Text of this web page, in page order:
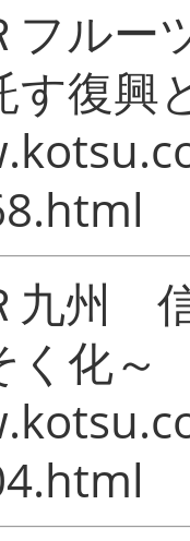
ルー
す復興
州 信
化～